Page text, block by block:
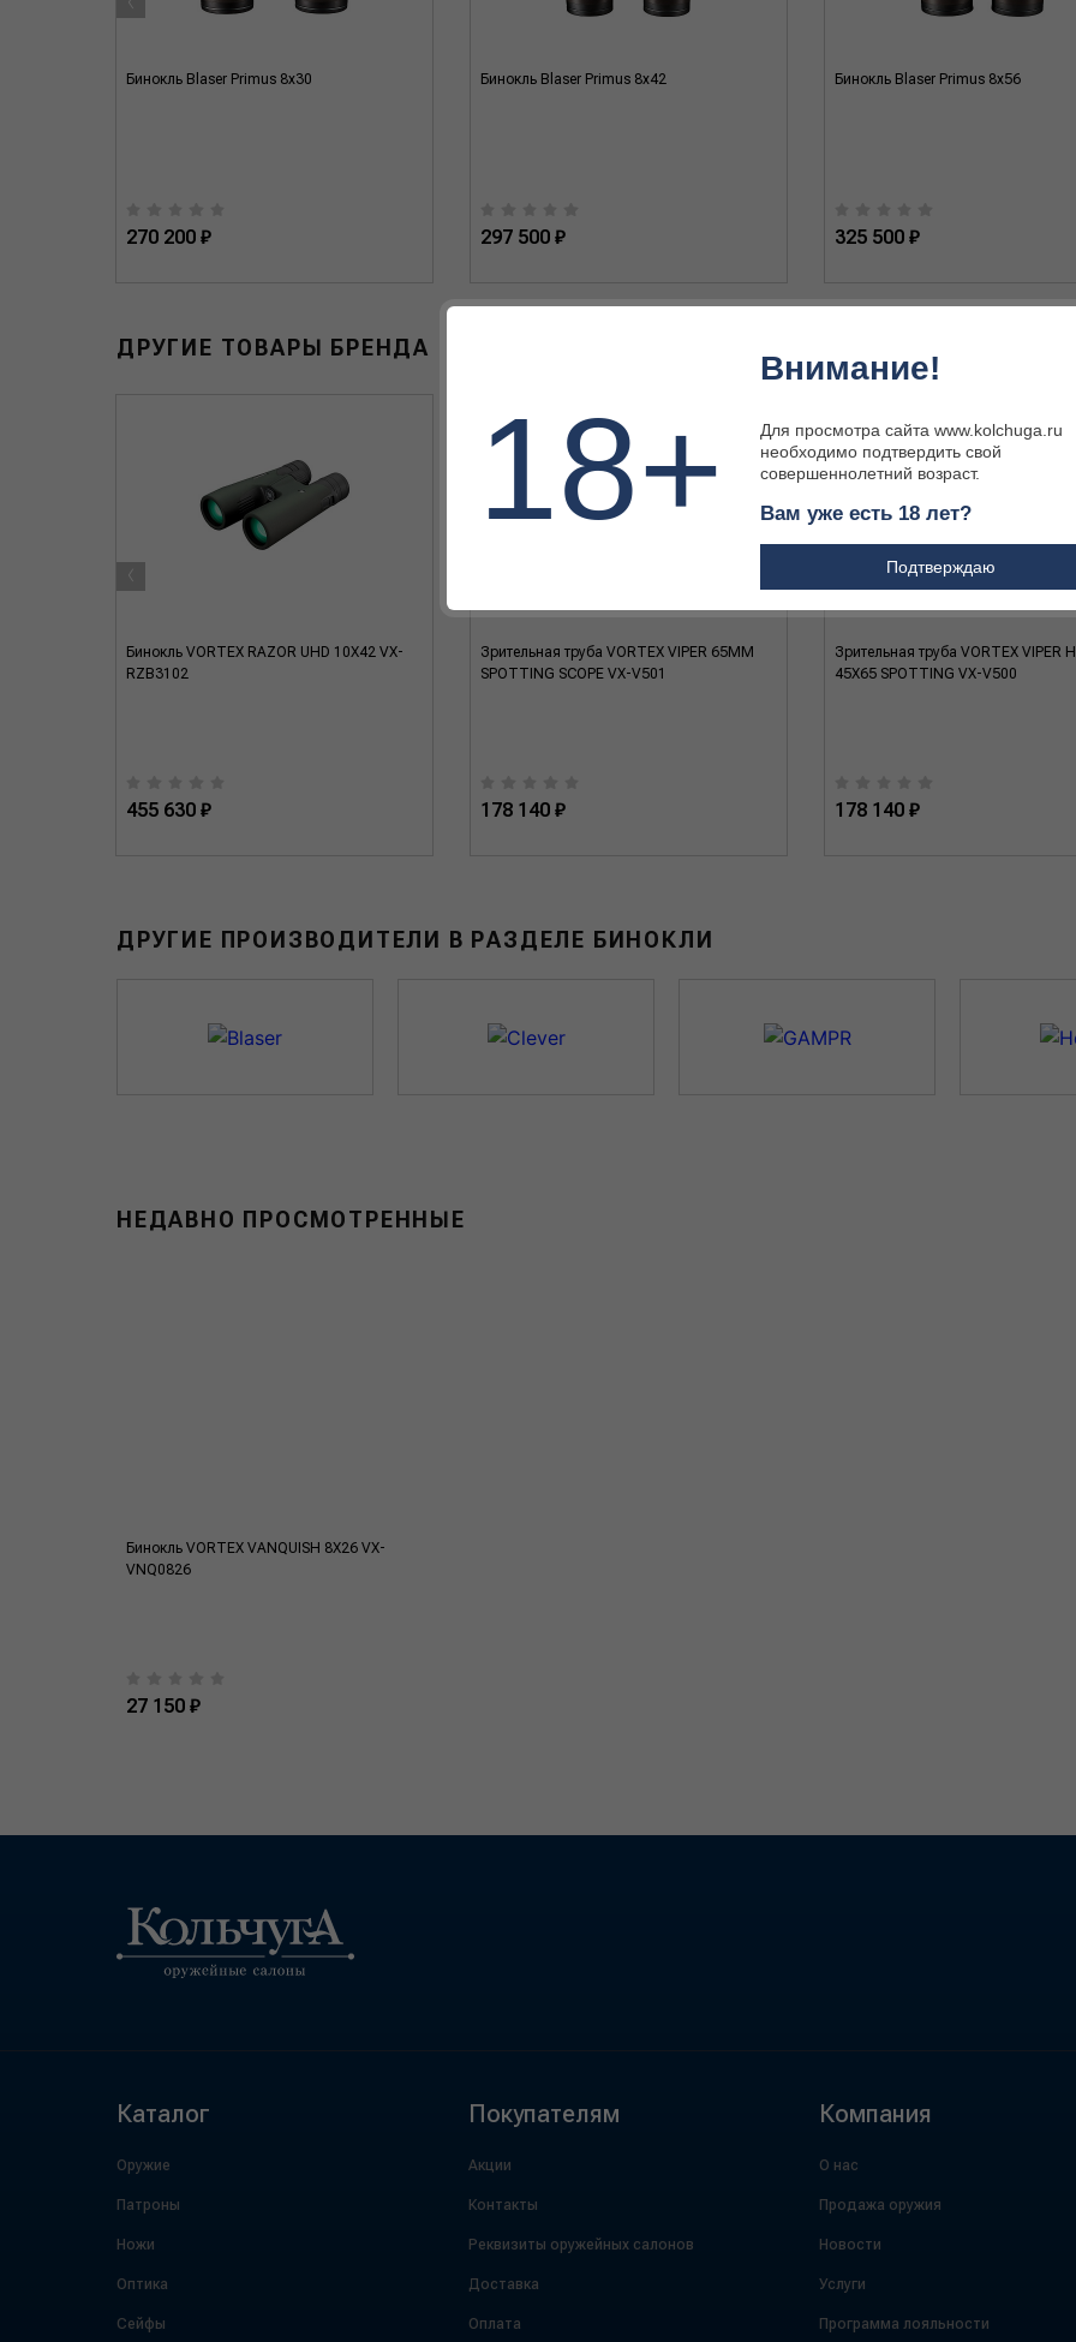
Бинокль Blaser Primus 8x30
270 200 ₽
Бинокль Blaser Primus 8х42
297 500 ₽
Бинокль Blaser Primus 8х56
325 500 ₽
ДРУГИЕ ТОВАРЫ БРЕНДА
Бинокль VORTEX RAZOR UHD 10X42 VX-
RZB3102
455 630 ₽
Зрительная труба VORTEX VIPER 65MM
SPOTTING SCOPE VX-V501
178 140 ₽
Зрительная труба VORTEX VIPER
45X65 SPOTTING VX-V500
178 140 ₽
‹
ДРУГИЕ ПРОИЗВОДИТЕЛИ В РАЗДЕЛЕ БИНОКЛИ
НЕДАВНО ПРОСМОТРЕННЫЕ
Бинокль VORTEX VANQUISH 8X26 VX-
VNQ0826
27 150 ₽
Каталог
Оружие
Патроны
Ножи
Оптика
Сейфы
Покупателям
Акции
Контакты
Реквизиты оружейных салонов
Доставка
Оплата
Компания
О нас
Продажа оружия
Новости
Услуги
Программа лояльности
18+
Внимание!
Для просмотра сайта www.kolchuga.ru
необходимо подтвердить свой
совершеннолетний возраст.
Вам уже есть 18 лет?
Подтверждаю